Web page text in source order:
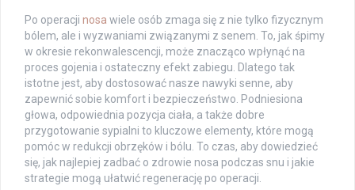
Po operacji nosa wiele osób zmaga się z nie tylko fizycznym
bólem, ale i wyzwaniami związanymi z senem. To, jak śpimy
w okresie rekonwalescencji, może znacząco wpłynąć na
proces gojenia i ostateczny efekt zabiegu. Dlatego tak
istotne jest, aby dostosować nasze nawyki senne, aby
zapewnić sobie komfort i bezpieczeństwo. Podniesiona
głowa, odpowiednia pozycja ciała, a także dobre
przygotowanie sypialni to kluczowe elementy, które mogą
pomóc w redukcji obrzęków i bólu. To czas, aby dowiedzieć
się, jak najlepiej zadbać o zdrowie nosa podczas snu i jakie
strategie mogą ułatwić regenerację po operacji.